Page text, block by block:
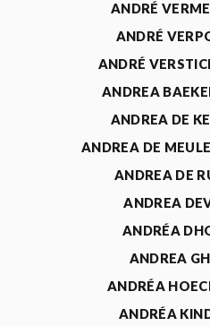
ANDRÉ
ANDRÉ
ANDRÉ
ANDREA
ANDREA DE
ANDREA DE
ANDREA DE
ANDREA
ANDRÉA
ANDREA
ANDRÉA
ANDRÉA